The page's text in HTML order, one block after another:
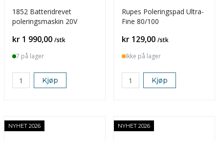
1852 Batteridrevet
poleringsmaskin 20V
Pris
kr 1 990,00 /stk
7 på lager
Kjøp
Rupes Poleringspad Ultra-
Fine 80/100
Pris
kr 129,00 /stk
Ikke på lager
Kjøp
NYHET 2026 NYHET 2026